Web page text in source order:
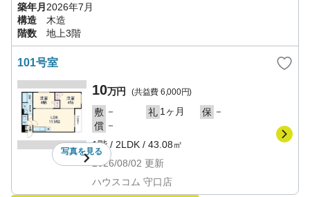
築年月2026年7月
構造
木造
階数
地上3階
101号室
写真を見る
10万円 (共益費 6,000円)
敷 － 礼 1ヶ月 保 －
償 －
1階/ 2LDK / 43.08㎡
2026/08/02 更新
ハウスコム 守口店